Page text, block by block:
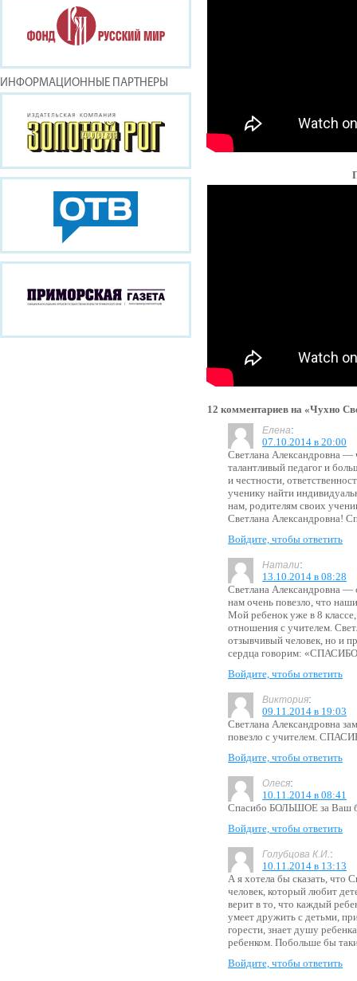
ИНФОРМАЦИОННЫЕ ПАРТНЕРЫ
12 комментариев на «Чухно
Елена:
07.10.2014 в 20:00
Светлана Александровна —
талантливый педагог и
и честности,
ученику найти
нам, родителям своих
Светлана Александровна!
Войдите, чтобы ответить
Натали:
13.10.2014 в 08:28
Светлана Александровна —
нам очень повезло, что
Мой ребенок уже в 8
отношения с учителем.
отзывчивый человек, но и
сердца говорим:
Войдите, чтобы ответить
Виктория:
09.11.2014 в 19:03
Светлана Александровна
повезло с учителем.
Войдите, чтобы ответить
Олеся:
10.11.2014 в 08:41
Спасибо БОЛЬШОЕ за Ваш
Войдите, чтобы ответить
Голубцова К.И.:
10.11.2014 в 13:13
А я хотела бы сказать, что
человек, который любит
верит в то, что каждый
умеет дружить с детьми,
горести, знает душу
ребенком. Побольше бы
Войдите, чтобы ответить